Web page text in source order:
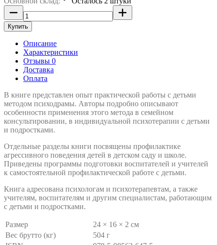
Купить
Описание
Характеристики
Отзывы 0
Доставка
Оплата
В книге представлен опыт практической работы с детьми
методом психодрамы. Авторы подробно описывают
особенности применения этого метода в семейном
консультировании, в индивидуальной психотерапии с детьми
и подростками.
Отдельные разделы книги посвящены профилактике
агрессивного поведения детей в детском саду и школе.
Приведены программы подготовки воспитателей и учителей
к самостоятельной профилактической работе с детьми.
Книга адресована психологам и психотерапевтам, а также
учителям, воспитателям и другим специалистам, работающим
с детьми и подростками.
Размер
24 × 16 × 2 см
Вес брутто (кг)
504 г